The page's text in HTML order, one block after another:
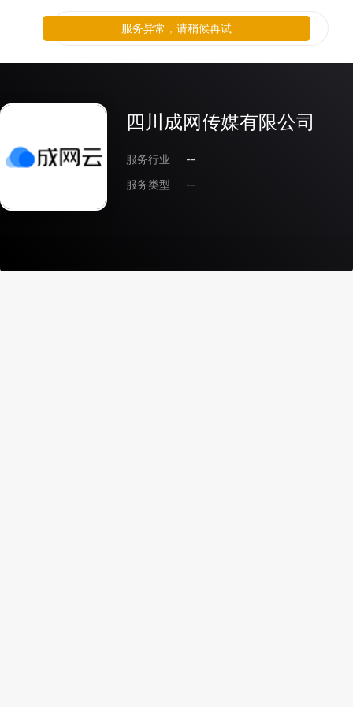
四川成网传媒有限公司
服务行业
--
服务类型
--
服务异常，请稍候再试